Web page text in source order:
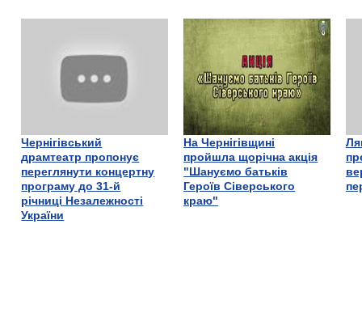
Чернігівський
драмтеатр пропонує
переглянути концертну
програму до 31-й
річниці Незалежності
України
На Чернігівщині
пройшла щорічна акція
"Шануємо батьків
Героїв Сіверського
краю"